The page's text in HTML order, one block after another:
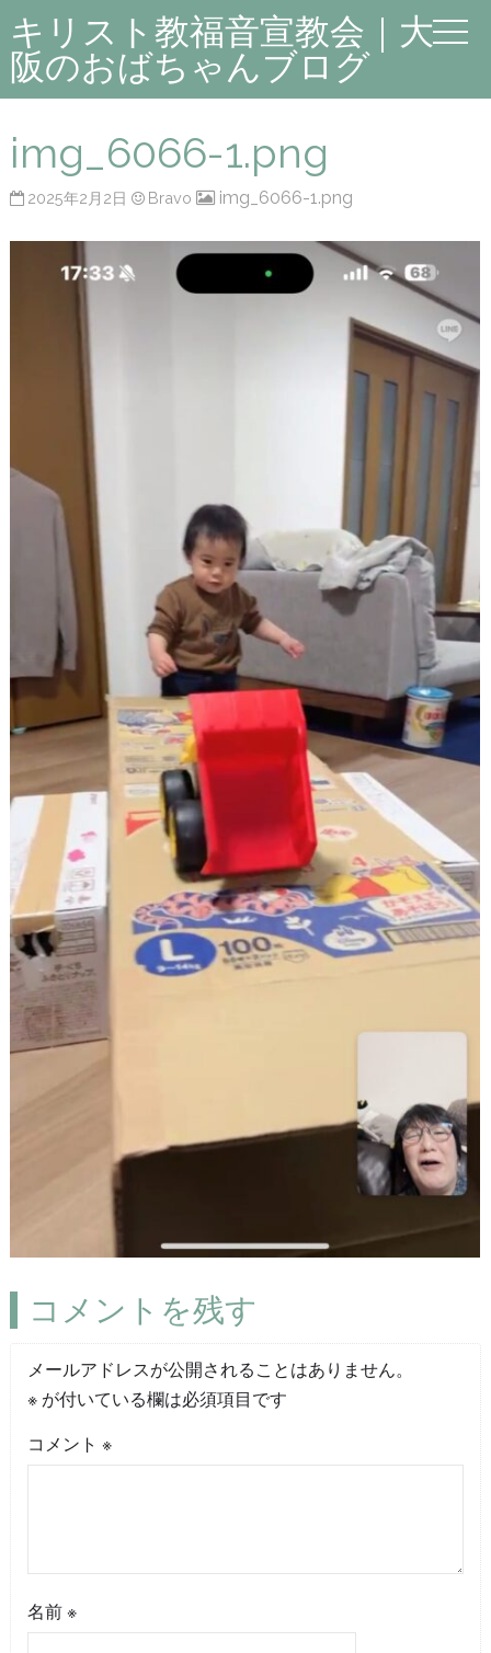
キリスト教福音宣教会｜大
阪のおばちゃんブログ
img_6066-1.png
2025年2月2日 Bravo img_6066-1.png
コメントを残す
メールアドレスが公開されることはありません。
※が付いている欄は必須項目です
コメント ※
名前 ※